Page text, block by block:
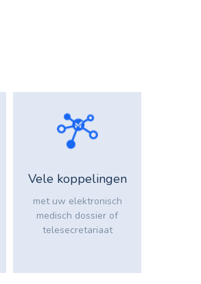
Vele koppelingen
met uw elektronisch
medisch dossier of
telesecretariaat